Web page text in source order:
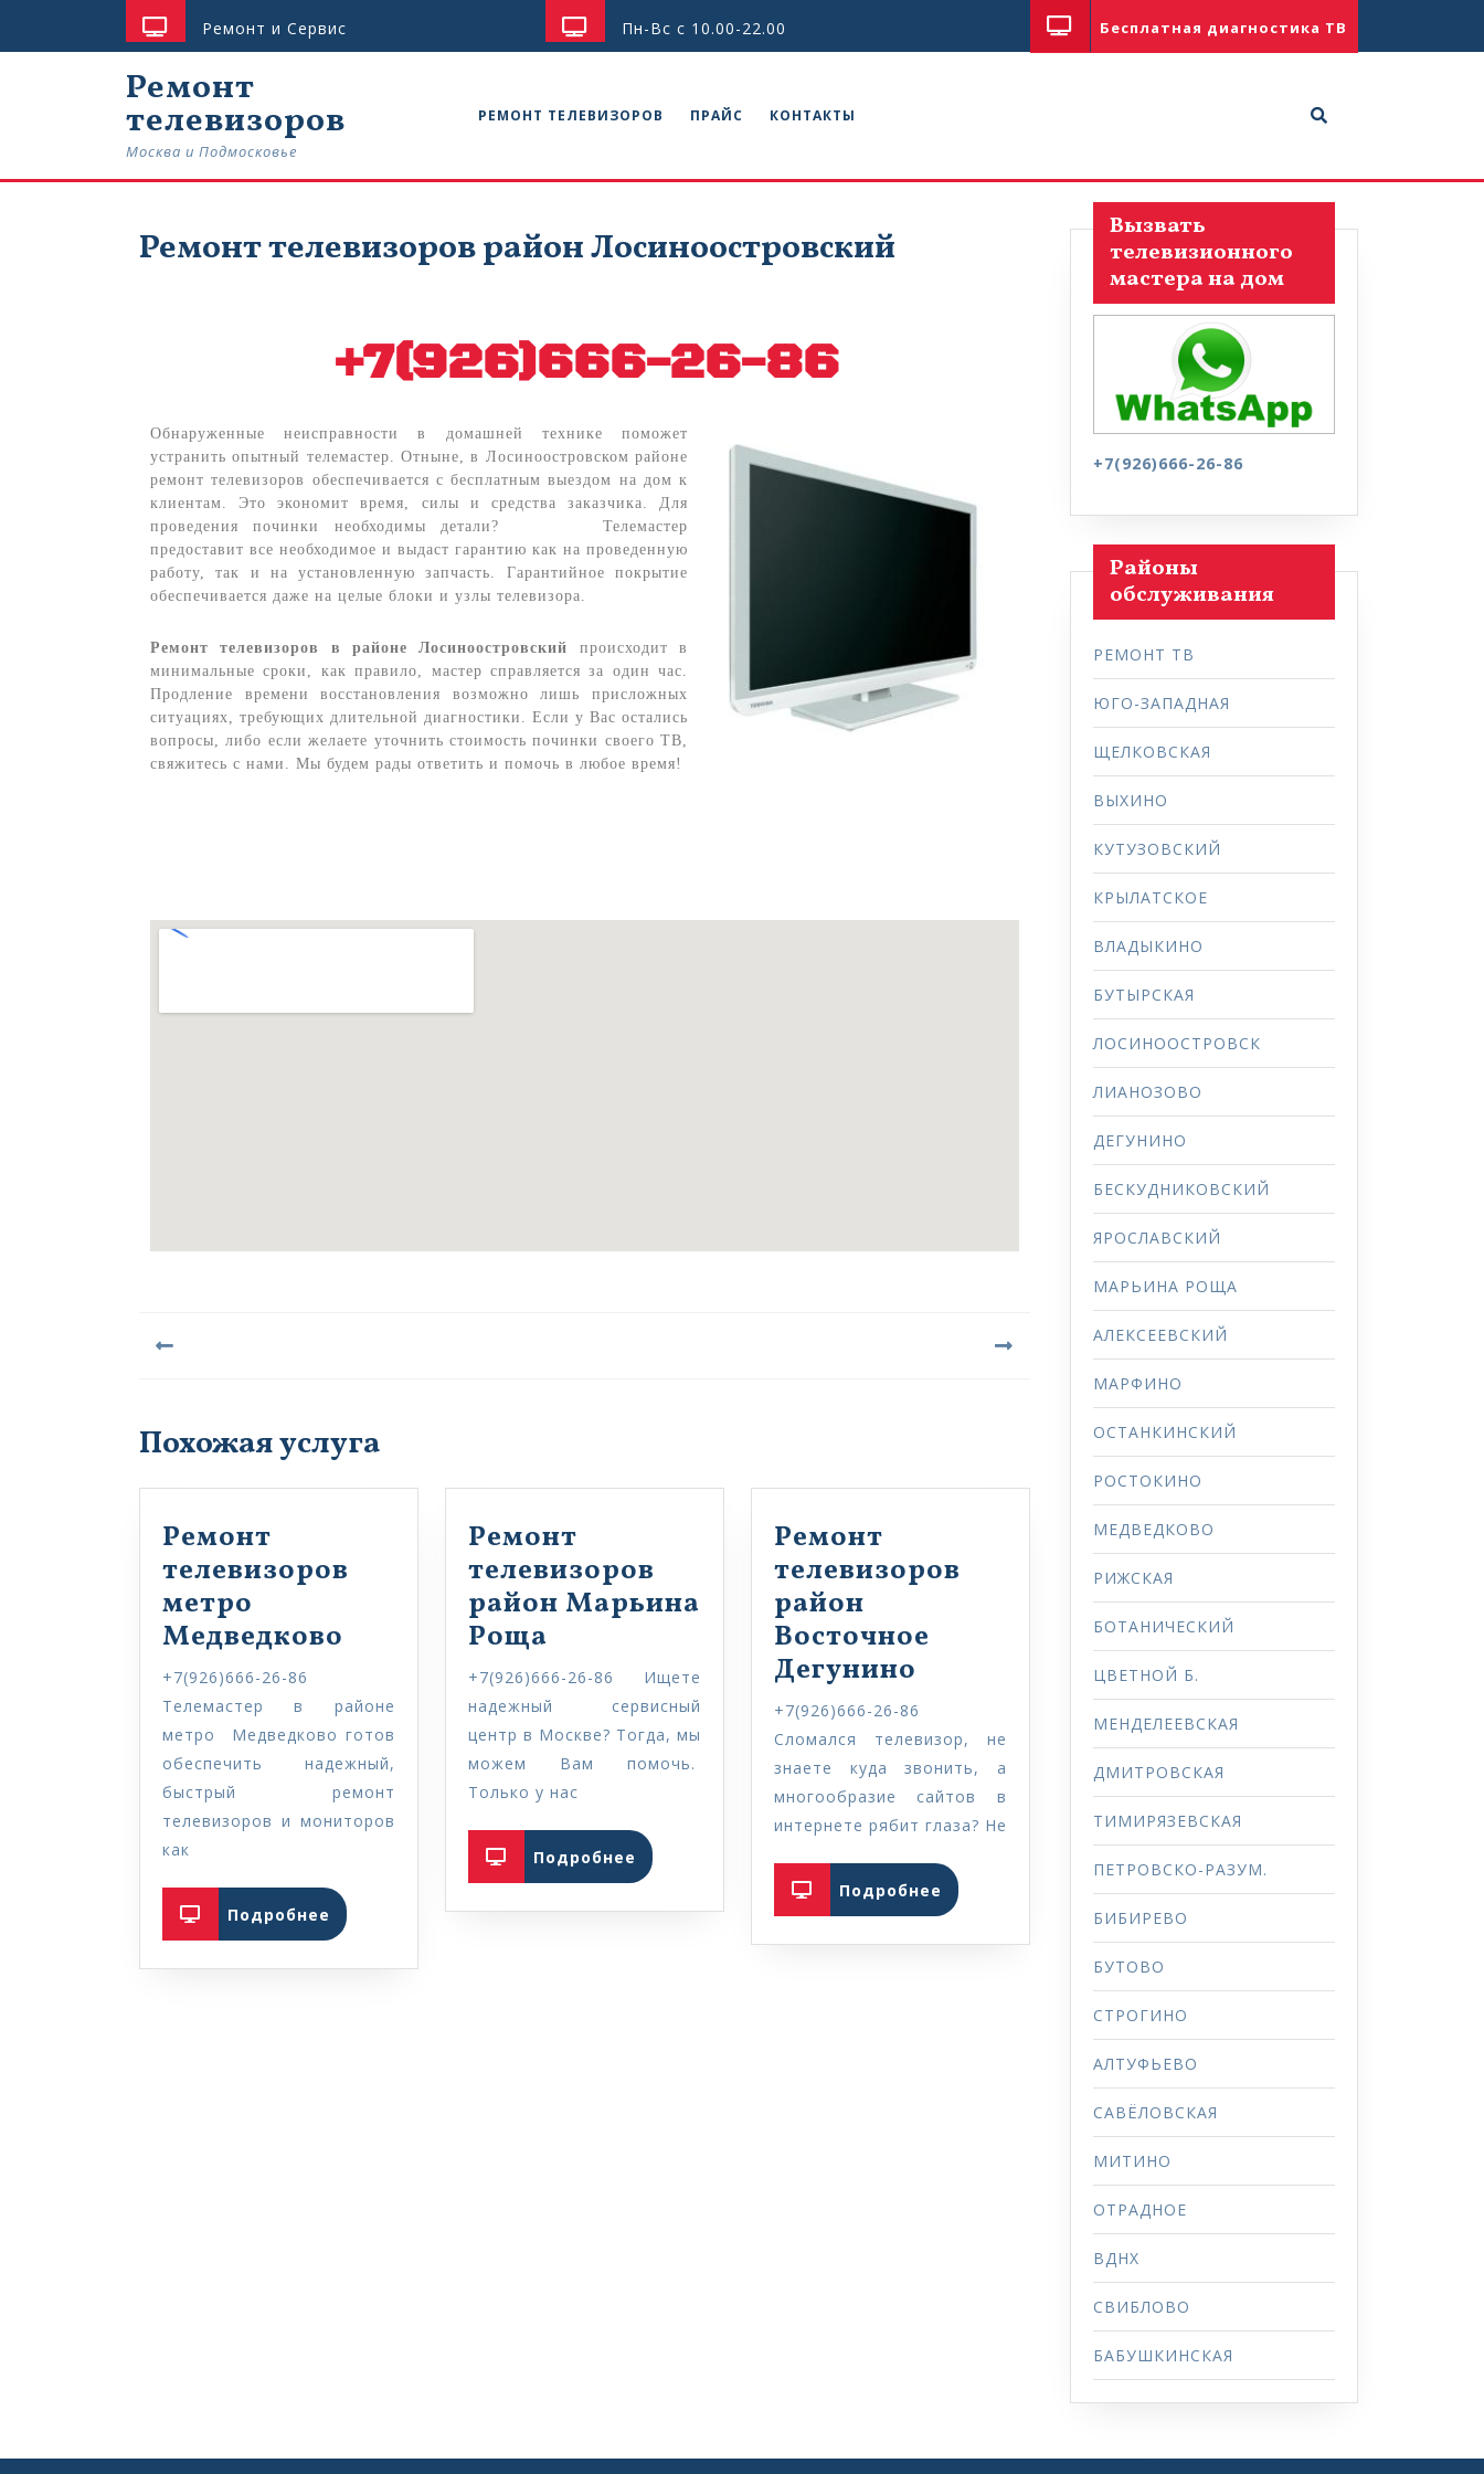
Ремонт и Сервис Пн-Вс с 10.00-22.00 Бесплатная диагностика ТВ
Ремонт
телевизоров
Москва и Подмосковье
РЕМОНТ ТЕЛЕВИЗОРОВ ПРАЙС КОНТАКТЫ
Ремонт телевизоров район Лосиноостровский
+7(926)666-26-86
Обнаруженные неисправности в домашней технике поможет
устранить опытный телемастер. Отныне, в Лосиноостровском районе
ремонт телевизоров обеспечивается с бесплатным выездом на дом к
клиентам. Это экономит время, силы и средства заказчика. Для
проведения починки необходимы детали? Телемастер
предоставит все необходимое и выдаст гарантию как на проведенную
работу, так и на установленную запчасть. Гарантийное покрытие
обеспечивается даже на целые блоки и узлы телевизора.
Ремонт телевизоров в районе Лосиноостровский происходит в
минимальные сроки, как правило, мастер справляется за один час.
Продление времени восстановления возможно лишь присложных
ситуациях, требующих длительной диагностики. Если у Вас остались
вопросы, либо если желаете уточнить стоимость починки своего ТВ,
свяжитесь с нами. Мы будем рады ответить и помочь в любое время!
Похожая услуга
Ремонт
телевизоров
метро
Медведково
+7(926)666-26-86
Телемастер в районе
метро Медведково готов
обеспечить надежный,
быстрый ремонт
телевизоров и мониторов
как
Подробнее
Ремонт
телевизоров
район Марьина
Роща
+7(926)666-26-86 Ищете
надежный сервисный
центр в Москве? Тогда, мы
можем Вам помочь.
Только у нас
Подробнее
Ремонт
телевизоров
район
Восточное
Дегунино
+7(926)666-26-86
Сломался телевизор, не
знаете куда звонить, а
многообразие сайтов в
интернете рябит глаза? Не
Подробнее
Вызвать
телевизионного
мастера на дом
+7(926)666-26-86
Районы
обслуживания
РЕМОНТ ТВ
ЮГО-ЗАПАДНАЯ
ЩЕЛКОВСКАЯ
ВЫХИНО
КУТУЗОВСКИЙ
КРЫЛАТСКОЕ
ВЛАДЫКИНО
БУТЫРСКАЯ
ЛОСИНООСТРОВСК
ЛИАНОЗОВО
ДЕГУНИНО
БЕСКУДНИКОВСКИЙ
ЯРОСЛАВСКИЙ
МАРЬИНА РОЩА
АЛЕКСЕЕВСКИЙ
МАРФИНО
ОСТАНКИНСКИЙ
РОСТОКИНО
МЕДВЕДКОВО
РИЖСКАЯ
БОТАНИЧЕСКИЙ
ЦВЕТНОЙ Б.
МЕНДЕЛЕЕВСКАЯ
ДМИТРОВСКАЯ
ТИМИРЯЗЕВСКАЯ
ПЕТРОВСКО-РАЗУМ.
БИБИРЕВО
БУТОВО
СТРОГИНО
АЛТУФЬЕВО
САВЁЛОВСКАЯ
МИТИНО
ОТРАДНОЕ
ВДНХ
СВИБЛОВО
БАБУШКИНСКАЯ